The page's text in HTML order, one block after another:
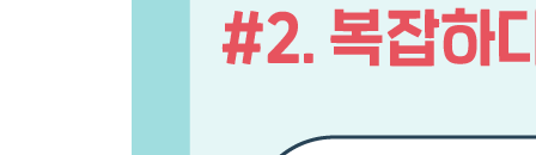
목우유마, 군량은 적진에서
공명의 최후, 별을 품은 하늘이 되다